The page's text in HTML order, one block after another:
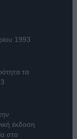
1993
τα
έκδοση
στο